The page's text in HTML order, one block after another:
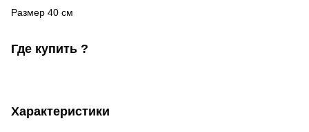
Размер 40 см
Где купить ?
Характеристики